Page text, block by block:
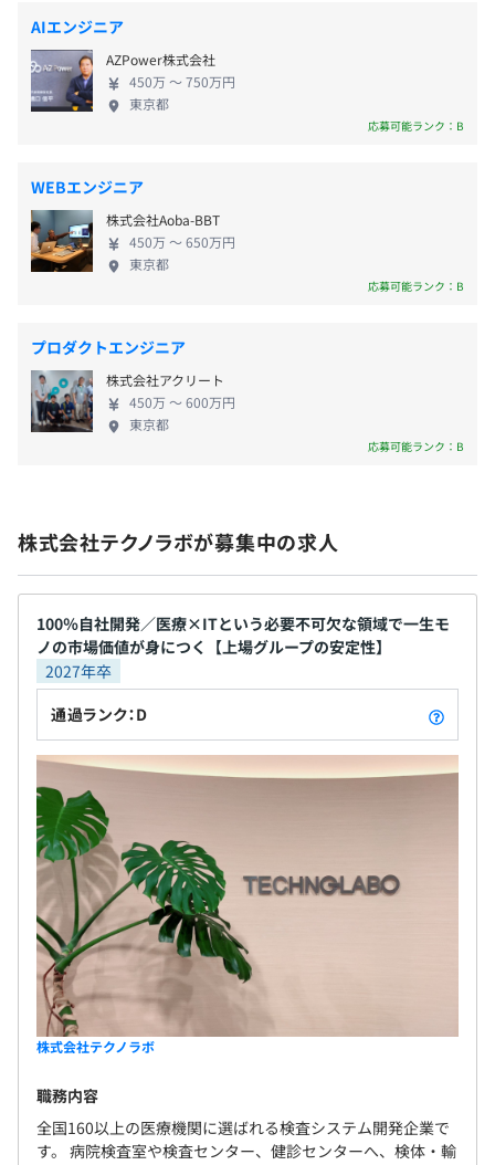
・休日日数124日
・完全週休2日制
・有給休暇10日～20日
・リフレッシュ休暇
※初年度は入社日より3日～10日付与します（ただし、試
用期間中は原則使用不可）
通勤手当：5万円まで
固定残業手当（役職手当、リーダー手当、開発手当）
昇給／年1回（6月）
健康保険、厚生年金保険、雇用保険、労災保険
無期雇用
3カ月（延長の場合、最長6ヶ月）
キャリアを築くことが可能です。 医療の分野は今後
高齢化に伴い、ニーズの更なる拡大が見込まれてい
ます。広がるマーケットに対してこれまでのご経験を
生かしながら、「医療×システム」の両軸でキャリ
アを形成しませんか？
AIエンジニア
AZPower株式会社
450万 〜 750万円
東京都
応募可能ランク：B
WEBエンジニア
株式会社Aoba-BBT
450万 〜 650万円
東京都
応募可能ランク：B
プロダクトエンジニア
株式会社アクリート
450万 〜 600万円
東京都
応募可能ランク：B
株式会社テクノラボが募集中の求人
100％自社開発／医療×ITという必要不可欠な領域で一生モ
ノの市場価値が身につく【上場グループの安定性】
2027年卒
通過ランク：D
株式会社テクノラボ
職務内容
全国160以上の医療機関に選ばれる検査システム開発企業で
す。 病院検査室や検査センター、健診センターへ、検体・輸